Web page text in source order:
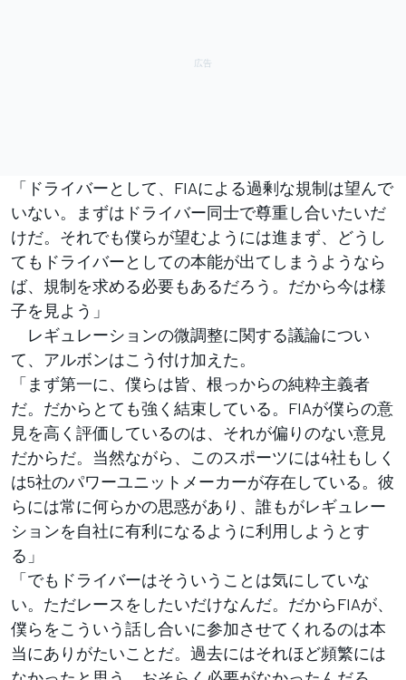
「ドライバーとして、FIAによる過剰な規制は望んで
いない。まずはドライバー同士で尊重し合いたいだ
けだ。それでも僕らが望むようには進まず、どうし
てもドライバーとしての本能が出てしまうようなら
ば、規制を求める必要もあるだろう。だから今は様
子を見よう」
レギュレーションの微調整に関する議論につい
て、アルボンはこう付け加えた。
「まず第一に、僕らは皆、根っからの純粋主義者
だ。だからとても強く結束している。FIAが僕らの意
見を高く評価しているのは、それが偏りのない意見
だからだ。当然ながら、このスポーツには4社もしく
は5社のパワーユニットメーカーが存在している。彼
らには常に何らかの思惑があり、誰もがレギュレー
ションを自社に有利になるように利用しようとす
る」
「でもドライバーはそういうことは気にしていな
い。ただレースをしたいだけなんだ。だからFIAが、
僕らをこういう話し合いに参加させてくれるのは本
当にありがたいことだ。過去にはそれほど頻繁には